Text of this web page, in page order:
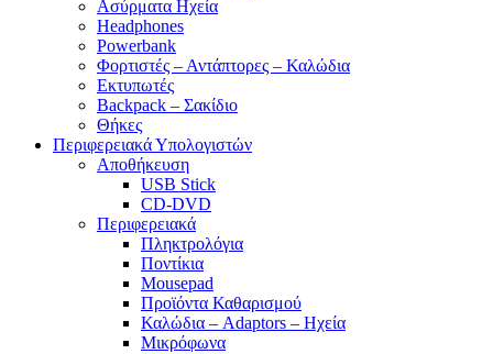
Ασύρματα Ηχεία
Headphones
Powerbank
Φορτιστές – Αντάπτορες – Καλώδια
Εκτυπωτές
Backpack – Σακίδιο
Θήκες
Περιφερειακά Υπολογιστών
Αποθήκευση
USB Stick
CD-DVD
Περιφερειακά
Πληκτρολόγια
Ποντίκια
Mousepad
Προϊόντα Καθαρισμού
Καλώδια – Adaptors – Ηχεία
Μικρόφωνα